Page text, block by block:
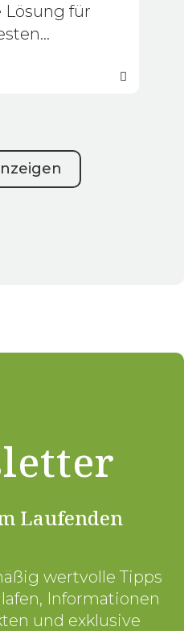
für
Laufenden
wertvolle Tipps
Informationen
und exklusive